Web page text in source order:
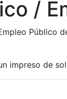
/
Público
impreso de